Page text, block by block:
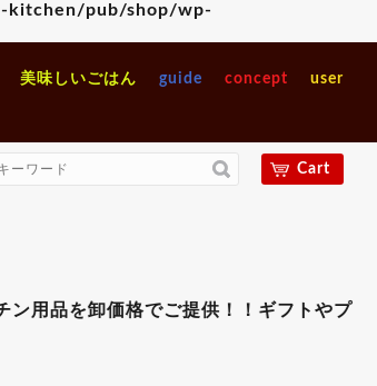
pub/shop/wp-
美味しいごはん guide concept user
Cart
を卸価格でご提供！！ギフトやプレゼ
ギフトボックス